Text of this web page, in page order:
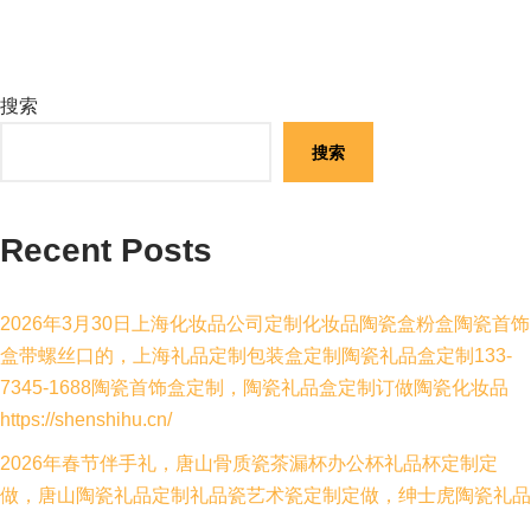
搜索
搜索
Recent Posts
2026年3月30日上海化妆品公司定制化妆品陶瓷盒粉盒陶瓷首饰
盒带螺丝口的，上海礼品定制包装盒定制陶瓷礼品盒定制133-
7345-1688陶瓷首饰盒定制，陶瓷礼品盒定制订做陶瓷化妆品
https://shenshihu.cn/
2026年春节伴手礼，唐山骨质瓷茶漏杯办公杯礼品杯定制定
做，唐山陶瓷礼品定制礼品瓷艺术瓷定制定做，绅士虎陶瓷礼品